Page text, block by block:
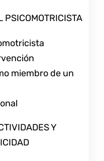
PSICOMOTRICISTA
miembro de un
Y